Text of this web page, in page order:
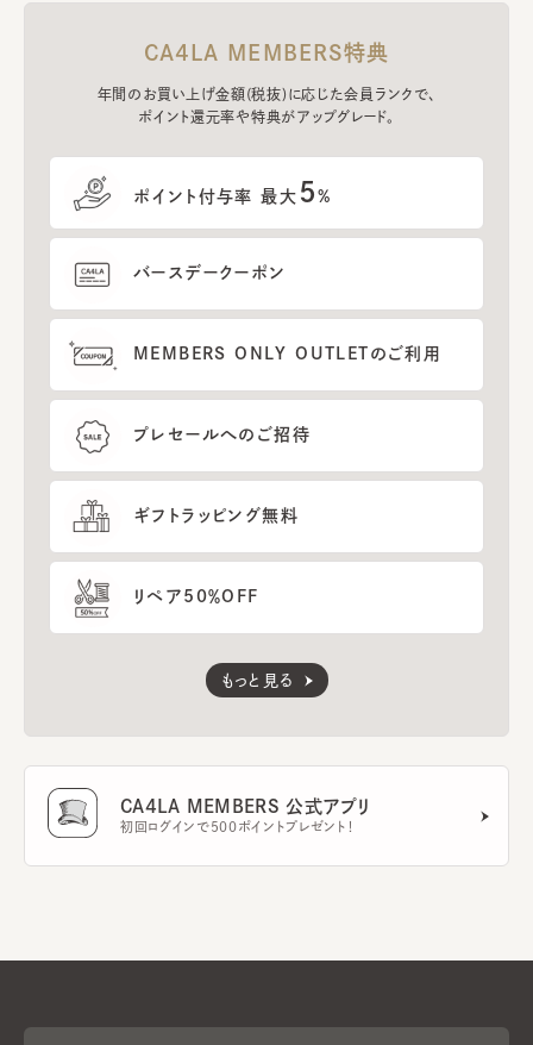
CA4LA MEMBERS特典
年間のお買い上げ金額(税抜)に応じた会員ランクで、
ポイント還元率や特典がアップグレード。
ポイント付与率 最大 5%
バースデークーポン
MEMBERS ONLY OUTLETのご利用
プレセールへのご招待
ギフトラッピング無料
リペア50％OFF
もっと見る
CA4LA MEMBERS 公式アプリ
初回ログインで500ポイントプレゼント！